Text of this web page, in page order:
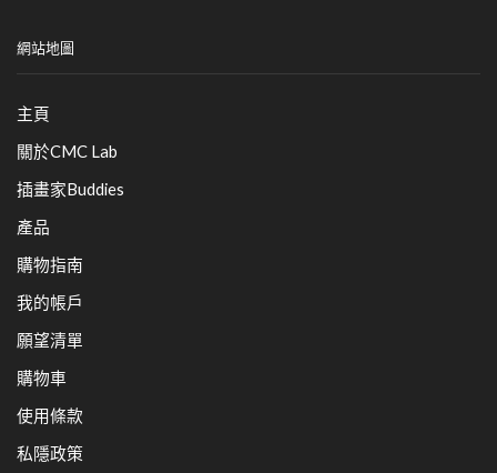
網站地圖
主頁
關於CMC Lab
插畫家Buddies
產品
購物指南
我的帳戶
願望清單
購物車
使用條款
私隱政策